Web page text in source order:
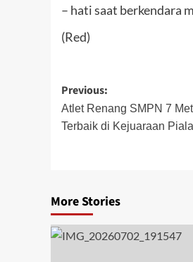
– hati saat berkendara
(Red)
Post
navigation
Previous:
Atlet Renang SMPN 7
Terbaik di Kejuaraan
More Stories